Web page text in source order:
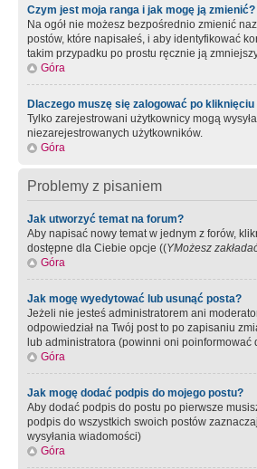
Czym jest moja ranga i jak mogę ją zmienić?
Na ogół nie możesz bezpośrednio zmienić
postów, które napisałeś, i aby identyfikować
takim przypadku po prostu ręcznie ją
Góra
Dlaczego muszę się zalogować po
Tylko zarejestrowani użytkownicy mogą
niezarejestrowanych użytkowników.
Góra
Problemy z pisaniem
Jak utworzyć temat na forum?
Aby napisać nowy temat w jednym z forów,
dostępne dla Ciebie opcje ((YMożesz
Góra
Jak mogę wyedytować lub usunąć posta?
Jeżeli nie jesteś administratorem ani
odpowiedział na Twój post to po zapisaniu
lub administratora (powinni oni
Góra
Jak mogę dodać podpis do mojego postu?
Aby dodać podpis do postu po pierwsze
podpis do wszystkich swoich postów
wysyłania wiadomości)
Góra